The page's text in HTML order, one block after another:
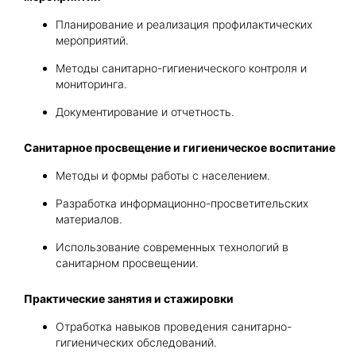
Планирование и реализация профилактических
мероприятий.
Методы санитарно-гигиенического контроля и
мониторинга.
Документирование и отчетность.
Санитарное просвещение и гигиеническое воспитание
Методы и формы работы с населением.
Разработка информационно-просветительских
материалов.
Использование современных технологий в
санитарном просвещении.
Практические занятия и стажировки
Отработка навыков проведения санитарно-
гигиенических обследований.